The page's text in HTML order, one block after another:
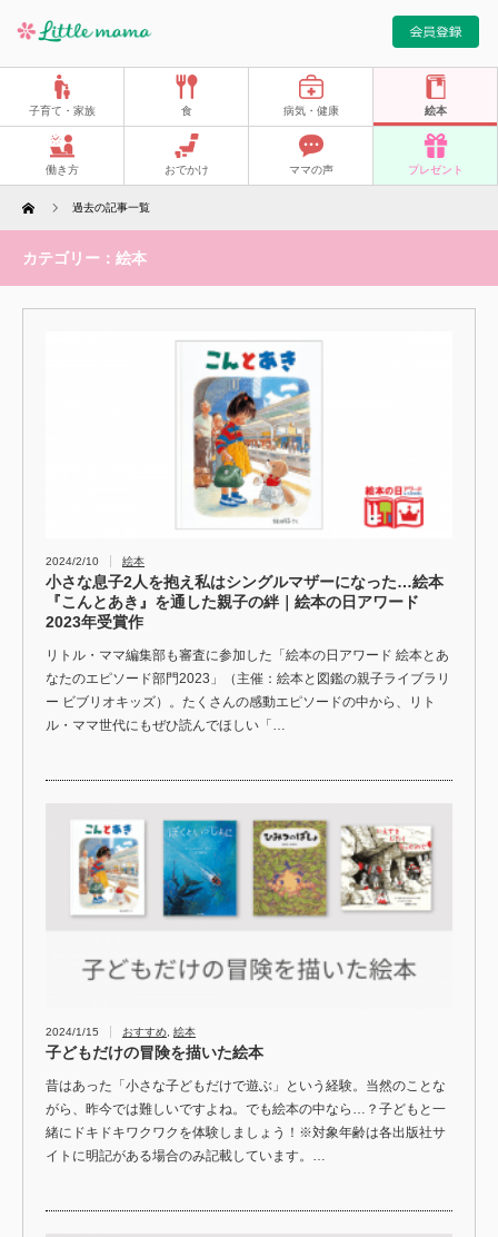
子育て・家族 食 病気・健康 絵本
働き方 おでかけ ママの声 プレゼント
Home 過去の記事一覧
カテゴリー：絵本
2024/2/10 絵本
小さな息子2人を抱え私はシングルマザーになった…絵本
『こんとあき』を通した親子の絆｜絵本の日アワード
2023年受賞作
リトル・ママ編集部も審査に参加した「絵本の日アワード 絵本とあ
なたのエピソード部門2023」（主催：絵本と図鑑の親子ライブラリ
ー ビブリオキッズ）。たくさんの感動エピソードの中から、リト
ル・ママ世代にもぜひ読んでほしい「…
2024/1/15 おすすめ, 絵本
子どもだけの冒険を描いた絵本
昔はあった「小さな子どもだけで遊ぶ」という経験。当然のことな
がら、昨今では難しいですよね。でも絵本の中なら…？子どもと一
緒にドキドキワクワクを体験しましょう！※対象年齢は各出版社サ
イトに明記がある場合のみ記載しています。…